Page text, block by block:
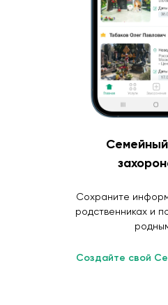
Сохраните
родственниках и
Создайте свой